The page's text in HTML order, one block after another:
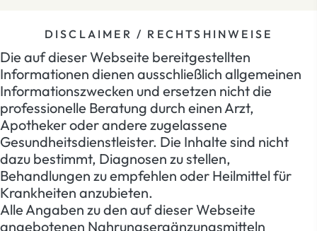
DISCLAIMER / RECHTSHINWEISE
Die auf dieser Webseite bereitgestellten
Informationen dienen ausschließlich allgemeinen
Informationszwecken und ersetzen nicht die
professionelle Beratung durch einen Arzt,
Apotheker oder andere zugelassene
Gesundheitsdienstleister. Die Inhalte sind nicht
dazu bestimmt, Diagnosen zu stellen,
Behandlungen zu empfehlen oder Heilmittel für
Krankheiten anzubieten.
Alle Angaben zu den auf dieser Webseite
angebotenen Nahrungsergänzungsmitteln